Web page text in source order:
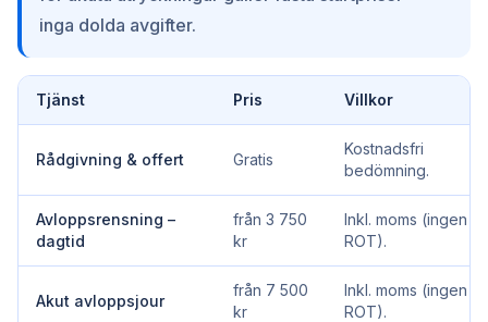
inga dolda avgifter.
Tjänst Pris Villkor
Rådgivning & offert Gratis
Kostnadsfri
bedömning.
Avloppsrensning –
dagtid
från 3 750
kr
Inkl. moms (ingen
ROT).
Akut avloppsjour
från 7 500
kr
Inkl. moms (ingen
ROT).